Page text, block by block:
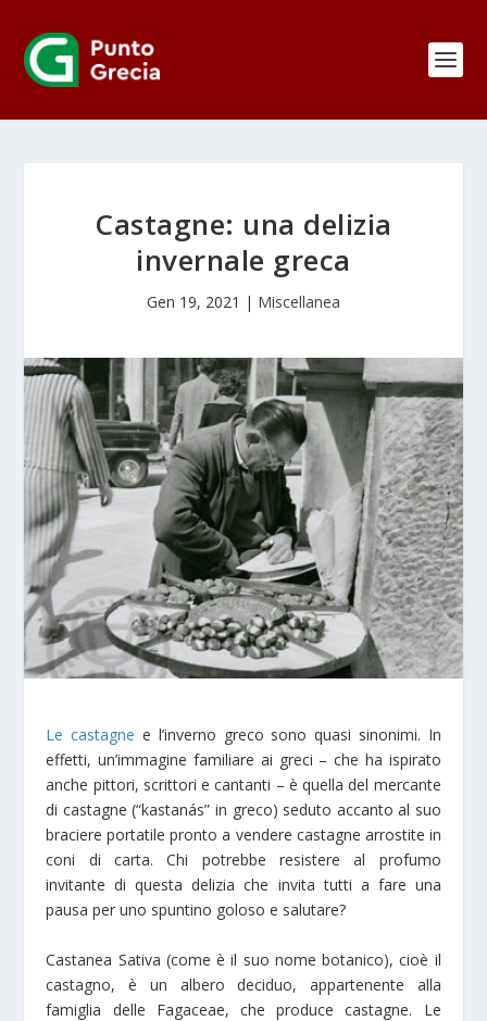
Castagne: una delizia
invernale greca
Gen 19, 2021 | Miscellanea
Le castagne e l’inverno greco sono quasi sinonimi. In
effetti, un’immagine familiare ai greci – che ha ispirato
anche pittori, scrittori e cantanti – è quella del mercante
di castagne (“kastanás” in greco) seduto accanto al suo
braciere portatile pronto a vendere castagne arrostite in
coni di carta. Chi potrebbe resistere al profumo
invitante di questa delizia che invita tutti a fare una
pausa per uno spuntino goloso e salutare?
Castanea Sativa (come è il suo nome botanico), cioè il
castagno, è un albero deciduo, appartenente alla
famiglia delle Fagaceae, che produce castagne. Le